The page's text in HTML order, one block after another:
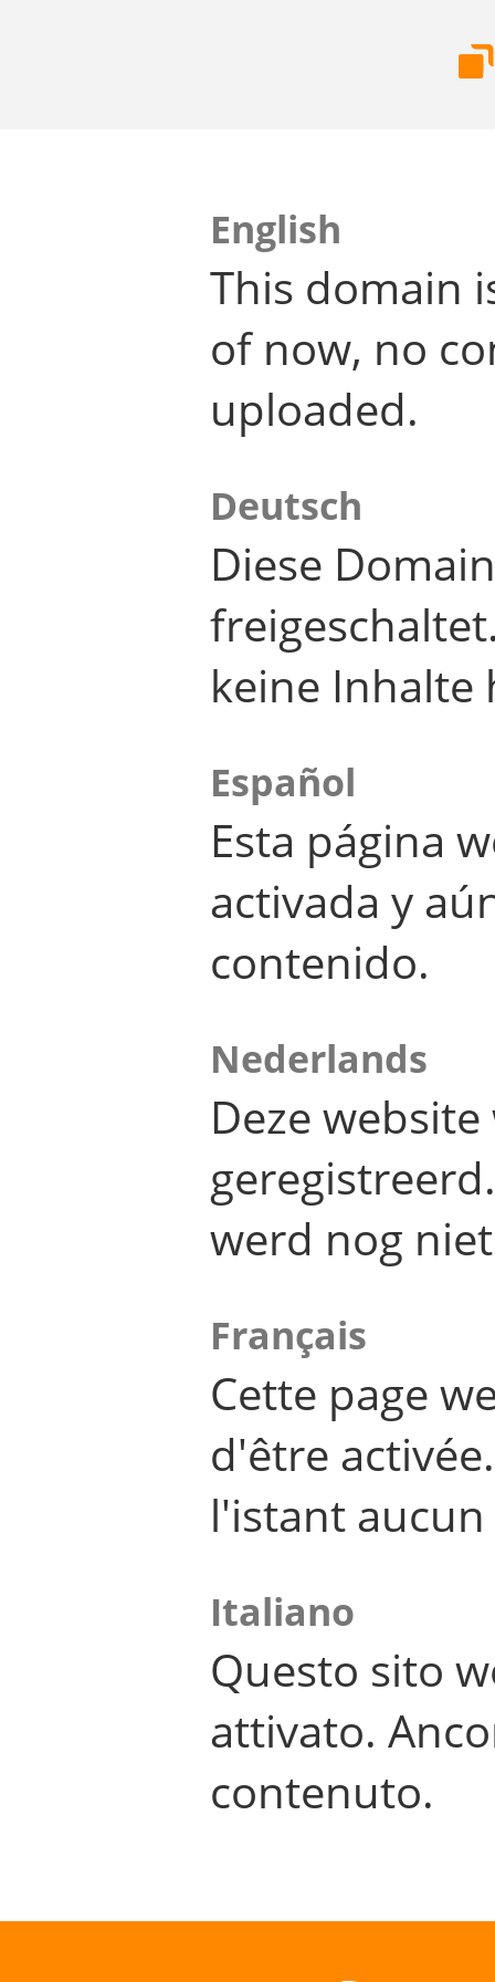
English
This domain
of now, no
uploaded.
Deutsch
Diese
keine Inhalte
Español
Esta página
activada y
contenido.
Nederlands
Deze
werd nog
Français
Cette page
d'être
l'istant
Italiano
Questo sito
attivato.
contenuto.